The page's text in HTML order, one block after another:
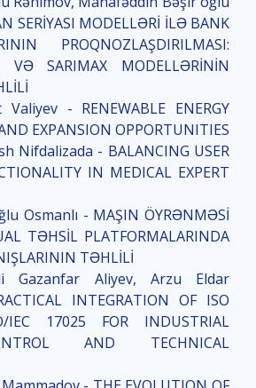
SERİYASI MODELLƏRİ İLƏ BANK
PROQNOZLAŞDIRILMASI:
VƏ SARIMAX MODELLƏRİNİN
- RENEWABLE ENERGY
EXPANSION OPPORTUNITIES
Nifdalizada - BALANCING USER
IN MEDICAL EXPERT
Osmanlı - MAŞIN ÖYRƏNMƏSİ
TƏHSİL PLATFORMALARINDA
TƏHLİLİ
Gazanfar Aliyev, Arzu Eldar
INTEGRATION OF ISO
17025 FOR INDUSTRIAL
AND TECHNICAL